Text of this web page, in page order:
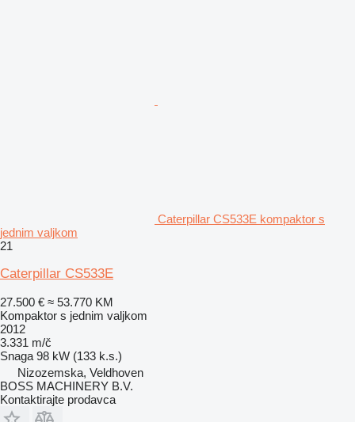
Caterpillar CS533E kompaktor s
jednim valjkom
21
Caterpillar CS533E
27.500 € ≈ 53.770 KM
Kompaktor s jednim valjkom
2012
3.331 m/č
Snaga 98 kW (133 k.s.)
Nizozemska, Veldhoven
BOSS MACHINERY B.V.
Kontaktirajte prodavca